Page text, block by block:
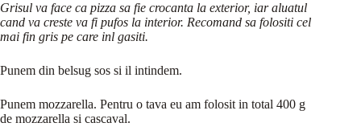
Grisul va face ca pizza sa fie crocanta la exterior, iar aluatul
cand va creste va fi pufos la interior. Recomand sa folositi cel
mai fin gris pe care inl gasiti.
Punem din belsug sos si il intindem.
Punem mozzarella. Pentru o tava eu am folosit in total 400 g
de mozzarella si cascaval.